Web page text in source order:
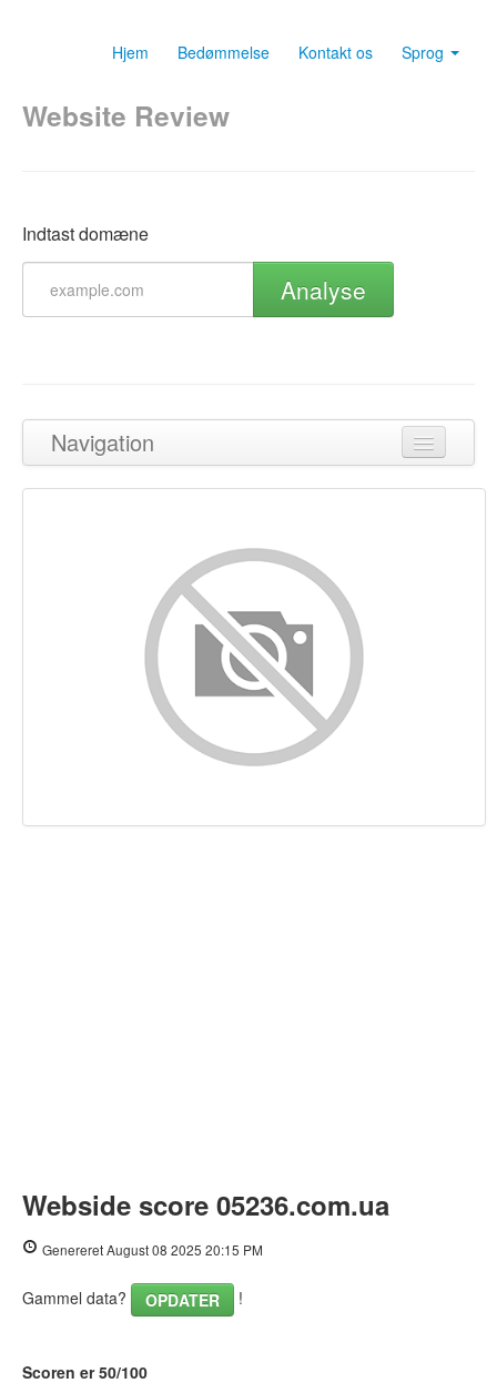
Hjem Bedømmelse Kontakt os Sprog
Website Review
Indtast domæne
Analyse
Navigation
Tilbage til toppen
Nøgleord
Brugervenlighed
Dokument
Webside score 05236.com.ua
Genereret August 08 2025 20:15 PM
Gammel data? OPDATER !
Scoren er 50/100